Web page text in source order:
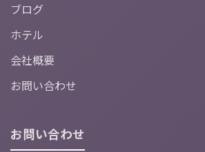
ブログ
ホテル
会社概要
お問い合わせ
お問い合わせ